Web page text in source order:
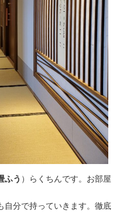
ふう ）らくちんです。お部屋
自分で持っていきます。徹底